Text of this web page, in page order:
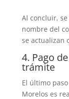
Al concluir,
nombre del
se actualizan
4. Pago
trámite
El último
Morelos es